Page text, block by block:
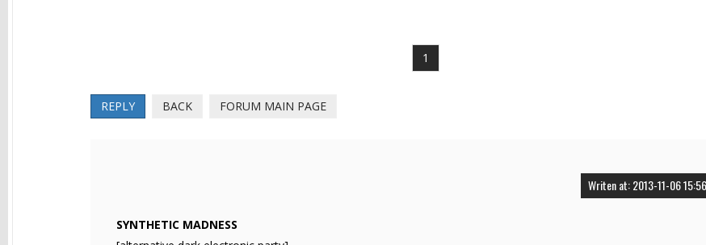
1
REPLY BACK FORUM MAIN PAGE
Writen at: 2013-11-06
SYNTHETIC MADNESS